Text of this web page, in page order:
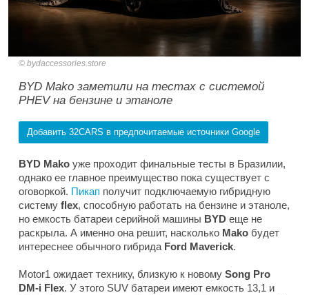
bydaccessories.store
BYD Mako заметили на тестах с системой
PHEV на бензине и этаноле
Добавить 32CARS в предпочитаемые источники Google
BYD Mako уже проходит финальные тесты в Бразилии,
однако ее главное преимущество пока существует с
оговоркой. Пикап получит подключаемую гибридную
систему flex, способную работать на бензине и этаноле,
но емкость батареи серийной машины BYD еще не
раскрыла. А именно она решит, насколько Mako будет
интереснее обычного гибрида Ford Maverick.
Motor1 ожидает технику, близкую к новому Song Pro
DM-i Flex. У этого SUV батареи имеют емкость 13,1 и